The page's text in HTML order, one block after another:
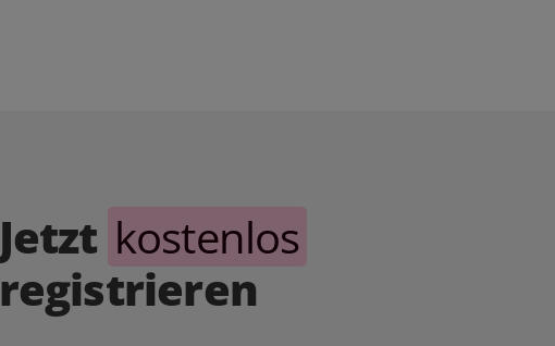
Jetzt kostenlos
registrieren